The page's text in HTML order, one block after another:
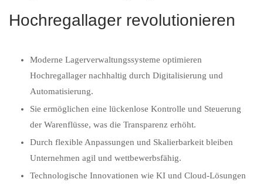
Hochregallager revolutionieren
Moderne Lagerverwaltungssysteme optimieren
Hochregallager nachhaltig durch Digitalisierung und
Automatisierung.
Sie ermöglichen eine lückenlose Kontrolle und Steuerung
der Warenflüsse, was die Transparenz erhöht.
Durch flexible Anpassungen und Skalierbarkeit bleiben
Unternehmen agil und wettbewerbsfähig.
Technologische Innovationen wie KI und Cloud-Lösungen